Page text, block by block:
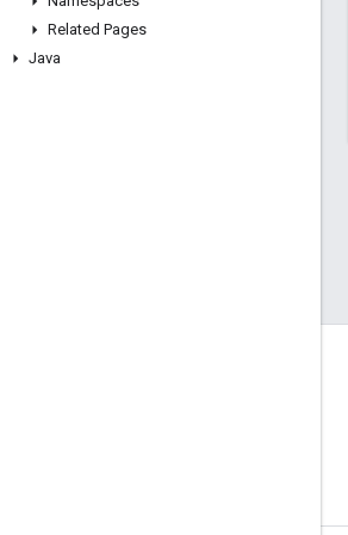
Related Pages
Java